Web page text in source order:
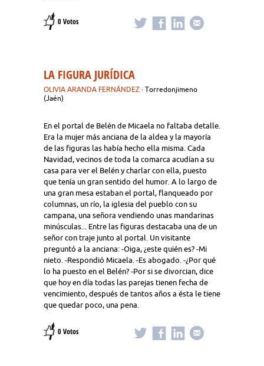
0 Votos
LA FIGURA JURÍDICA
OLIVIA ARANDA FERNÁNDEZ · Torredonjimeno
(Jaén)
En el portal de Belén de Micaela no faltaba detalle.
Era la mujer más anciana de la aldea y la mayoría
de las figuras las había hecho ella misma. Cada
Navidad, vecinos de toda la comarca acudían a su
casa para ver el Belén y charlar con ella, puesto
que tenía un gran sentido del humor. A lo largo de
una gran mesa estaban el portal, flanqueado por
columnas, un río, la iglesia del pueblo con su
campana, una señora vendiendo unas mandarinas
minúsculas... Entre las figuras destacaba una de un
señor con traje junto al portal. Un visitante
preguntó a la anciana: -Oiga, ¿este quién es? -Mi
nieto. -Respondió Micaela. -Es abogado. -¿Por qué
lo ha puesto en el Belén? -Por si se divorcian, dice
que hoy en día todas las parejas tienen fecha de
vencimiento, después de tantos años a ésta le tiene
que quedar poco, una pena.
0 Votos